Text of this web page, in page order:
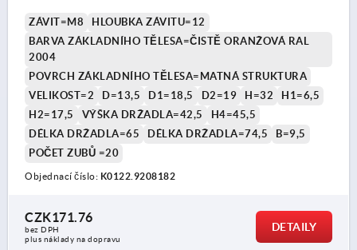
ZÁVIT=M8
HLOUBKA ZÁVITU=12
BARVA ZÁKLADNÍHO TĚLESA=ČISTĚ ORANŽOVÁ RAL
2004
POVRCH ZÁKLADNÍHO TĚLESA=MATNÁ STRUKTURA
VELIKOST=2
D=13,5 D1=18,5 D2=19 H=32
H1=6,5
H2=17,5
VÝŠKA DRŽADLA=42,5
H4=45,5
DÉLKA DRŽADLA=65
DÉLKA DRŽADLA=74,5
B=9,5
POČET ZUBŮ =20
Objednací číslo: K0122.9208182
CZK171.76
bez DPH
plus náklady na dopravu
DETAILY